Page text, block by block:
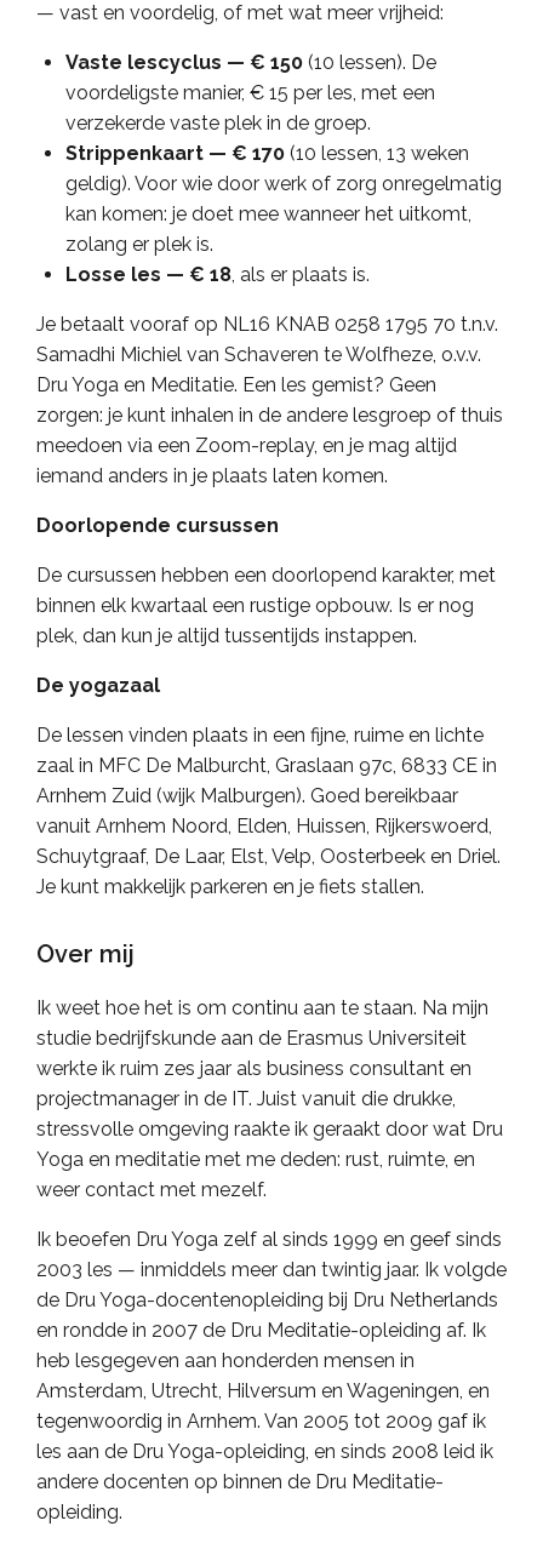
— vast en voordelig, of met wat meer vrijheid:
Vaste lescyclus — € 150 (10 lessen). De
voordeligste manier, € 15 per les, met een
verzekerde vaste plek in de groep.
Strippenkaart — € 170 (10 lessen, 13 weken
geldig). Voor wie door werk of zorg onregelmatig
kan komen: je doet mee wanneer het uitkomt,
zolang er plek is.
Losse les — € 18, als er plaats is.
Je betaalt vooraf op NL16 KNAB 0258 1795 70 t.n.v.
Samadhi Michiel van Schaveren te Wolfheze, o.v.v.
Dru Yoga en Meditatie. Een les gemist? Geen
zorgen: je kunt inhalen in de andere lesgroep of thuis
meedoen via een Zoom-replay, en je mag altijd
iemand anders in je plaats laten komen.
Doorlopende cursussen
De cursussen hebben een doorlopend karakter, met
binnen elk kwartaal een rustige opbouw. Is er nog
plek, dan kun je altijd tussentijds instappen.
De yogazaal
De lessen vinden plaats in een fijne, ruime en lichte
zaal in MFC De Malburcht, Graslaan 97c, 6833 CE in
Arnhem Zuid (wijk Malburgen). Goed bereikbaar
vanuit Arnhem Noord, Elden, Huissen, Rijkerswoerd,
Schuytgraaf, De Laar, Elst, Velp, Oosterbeek en Driel.
Je kunt makkelijk parkeren en je fiets stallen.
Over mij
Ik weet hoe het is om continu aan te staan. Na mijn
studie bedrijfskunde aan de Erasmus Universiteit
werkte ik ruim zes jaar als business consultant en
projectmanager in de IT. Juist vanuit die drukke,
stressvolle omgeving raakte ik geraakt door wat Dru
Yoga en meditatie met me deden: rust, ruimte, en
weer contact met mezelf.
Ik beoefen Dru Yoga zelf al sinds 1999 en geef sinds
2003 les — inmiddels meer dan twintig jaar. Ik volgde
de Dru Yoga-docentenopleiding bij Dru Netherlands
en rondde in 2007 de Dru Meditatie-opleiding af. Ik
heb lesgegeven aan honderden mensen in
Amsterdam, Utrecht, Hilversum en Wageningen, en
tegenwoordig in Arnhem. Van 2005 tot 2009 gaf ik
les aan de Dru Yoga-opleiding, en sinds 2008 leid ik
andere docenten op binnen de Dru Meditatie-
opleiding.